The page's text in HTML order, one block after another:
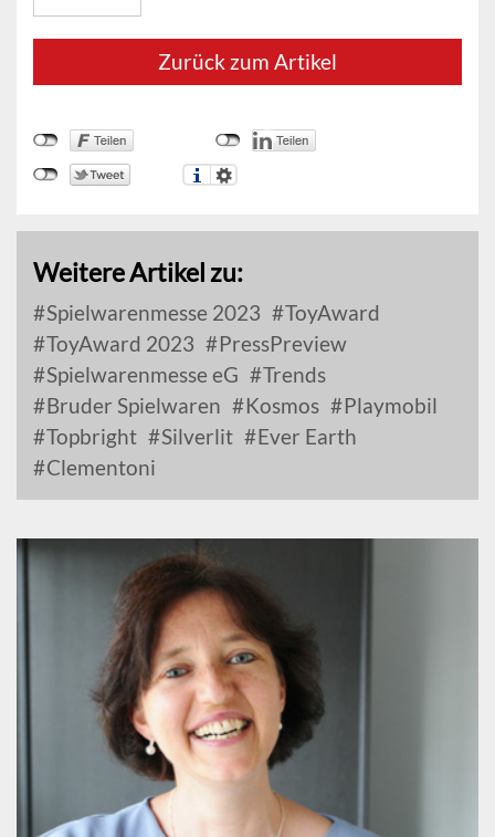
Zurück zum Artikel
Weitere Artikel zu:
Spielwarenmesse 2023
ToyAward
ToyAward 2023
PressPreview
Spielwarenmesse eG
Trends
Bruder Spielwaren
Kosmos
Playmobil
Topbright
Silverlit
Ever Earth
Clementoni